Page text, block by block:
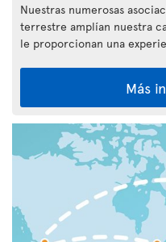
Nuestras numerosas
terrestre amplían nuestra
le proporcionan una
Más